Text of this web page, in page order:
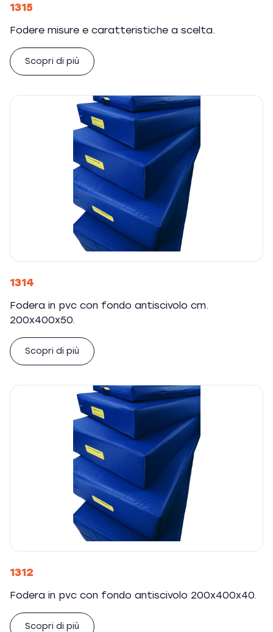
1315
Fodere misure e caratteristiche a scelta.
Scopri di più
1314
Fodera in pvc con fondo antiscivolo cm.
200x400x50.
Scopri di più
1312
Fodera in pvc con fondo antiscivolo 200x400x40.
Scopri di più